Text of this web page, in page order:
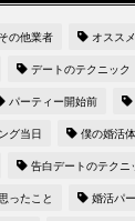
その他業者 オスス
デートのテクニック
パーティー開始前
グ当日 僕の婚活
告白デートのテクニ
ったこと 婚活パ